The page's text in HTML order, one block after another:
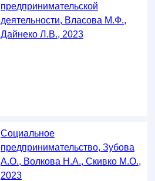
предпринимательской
деятельности, Власова М.Ф.,
Дайнеко Л.В., 2023
Социальное
предпринимательство, Зубова
А.О., Волкова Н.А., Скивко М.О.,
2023